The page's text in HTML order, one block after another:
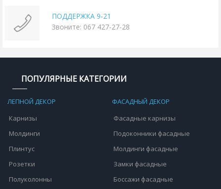
ПОДДЕРЖКА 9-21
Звоните: 067 427-27-28
ПОПУЛЯРНЫЕ КАТЕГОРИИ
ЛЕПНОЙ ДЕКОР
Карнизы
Молдинги
Плинтус
Розетки
Полуколонны
ФАСАДНЫЙ ДЕКОР
Фасадные карнизы
Подоконники фасадные
Молдинги фасадные
Замки фасадные
Боссажи фасадные